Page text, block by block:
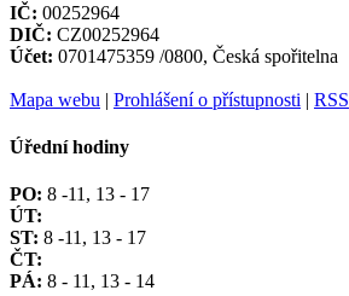
IČ: 00252964
DIČ: CZ00252964
Účet: 0701475359 /0800, Česká spořitelna
Mapa webu | Prohlášení o přístupnosti | RSS
Úřední hodiny
PO: 8 -11, 13 - 17
ÚT:
ST: 8 -11, 13 - 17
ČT:
PÁ: 8 - 11, 13 - 14